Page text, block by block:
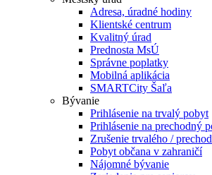
Adresa, úradné hodiny
Klientské centrum
Kvalitný úrad
Prednosta MsÚ
Správne poplatky
Mobilná aplikácia
SMARTCity Šaľa
Bývanie
Prihlásenie na trvalý pobyt
Prihlásenie na prechodný
Zrušenie trvalého /
Pobyt občana v zahraničí
Nájomné bývanie